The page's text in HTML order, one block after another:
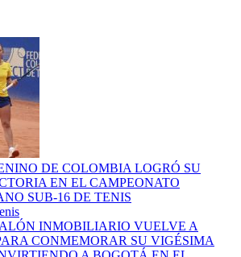
DE COLOMBIA LOGRÓ SU
EN EL CAMPEONATO
SUB-16 DE TENIS